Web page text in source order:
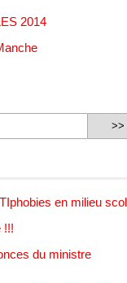
2014
en milieu
!!!
du ministre